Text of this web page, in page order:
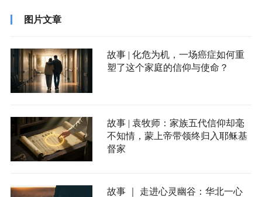
图片文章
故事 | 化危为机，一场癌症如何重
塑了这个家庭的信仰与使命？
故事 | 袁牧师：家族五代信仰却毫
不知情，蒙上帝带领终归入耶稣基
督家
故事 ｜ 走进心灵幽谷：华北一心